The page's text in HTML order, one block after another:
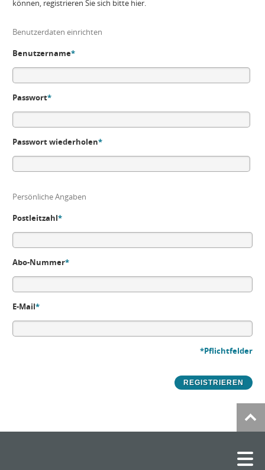
können, registrieren Sie sich bitte hier.
Benutzerdaten einrichten
Benutzername*
Passwort*
Passwort wiederholen*
Persönliche Angaben
Postleitzahl*
Abo-Nummer*
E-Mail*
*Pflichtfelder